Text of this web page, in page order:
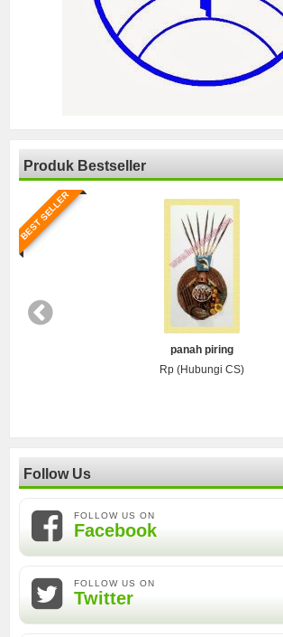
Produk Bestseller
BEST SELLER
panah piring
Rp (Hubungi CS)
Follow Us
FOLLOW US ON
Facebook
FOLLOW US ON
Twitter